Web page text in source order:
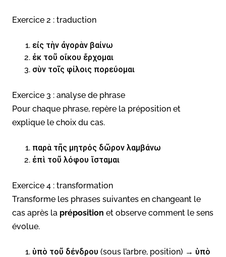
Exercice 2 : traduction
εἰς τὴν ἀγορὰν βαίνω
ἐκ τοῦ οἴκου ἔρχομαι
σὺν τοῖς φίλοις πορεύομαι
Exercice 3 : analyse de phrase
Pour chaque phrase, repère la préposition et
explique le choix du cas.
παρὰ τῆς μητρός δῶρον λαμβάνω
ἐπὶ τοῦ λόφου ἵσταμαι
Exercice 4 : transformation
Transforme les phrases suivantes en changeant le
cas après la préposition et observe comment le sens
évolue.
ὑπὸ τοῦ δένδρου (sous l’arbre, position) → ὑπὸ